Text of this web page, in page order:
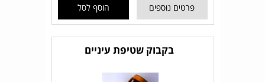
פרטים נוספים הוסף לסל
בקבוק שטיפת עיניים